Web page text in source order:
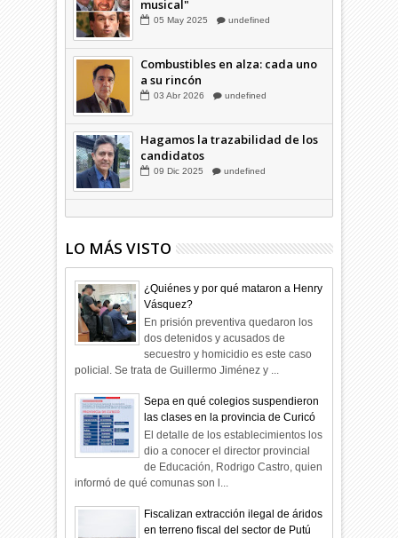
Familia Coloma y la "silla
musical"
Combustibles en alza: cada uno
a su rincón
Hagamos la trazabilidad de los
candidatos
LO MÁS VISTO
¿Quiénes y por qué mataron a Henry
Vásquez?
En prisión preventiva quedaron los
dos detenidos y acusados de
secuestro y homicidio es este caso
policial. Se trata de Guillermo Jiménez y ...
Sepa en qué colegios suspendieron
las clases en la provincia de Curicó
El detalle de los establecimientos los
dio a conocer el director provincial
de Educación, Rodrigo Castro, quien
informó de qué comunas son l...
Fiscalizan extracción ilegal de áridos
en terreno fiscal del sector de Putú